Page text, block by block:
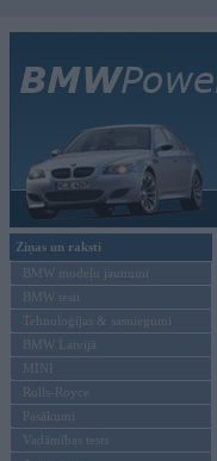
Ziņas un raksti
BMW modeļu jaunumi
BMW testi
Tehnoloģijas & sasniegumi
BMW Latvijā
MINI
Rolls-Royce
Pasākumi
Vadāmības tests